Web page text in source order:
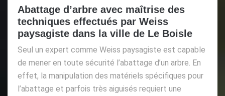
Abattage d’arbre avec maîtrise des
techniques effectués par Weiss
paysagiste dans la ville de Le Boisle
Seul un expert comme Weiss paysagiste est capable
de mener en toute sécurité l’abattage d’un arbre. En
effet, la manipulation des matériels spécifiques pour
l’abattage et parfois très aiguisés requiert une